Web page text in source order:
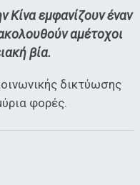
Κίνα εμφανίζουν έναν
αμέτοχοι
βία.
δικτύωσης
φορές.